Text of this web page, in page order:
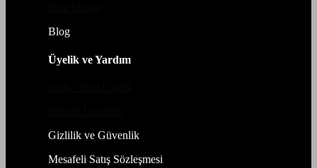
Blog
Üyelik ve Yardım
Gizlilik ve Güvenlik
Mesafeli Satış Sözleşmesi